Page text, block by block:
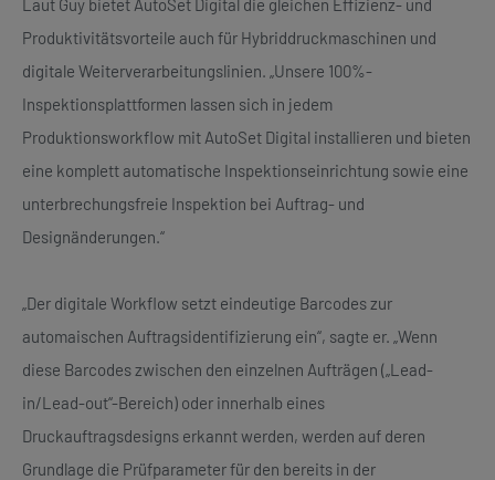
Produktivitätsvorteile auch für Hybriddruckmaschinen und
digitale Weiterverarbeitungslinien. „Unsere 100%-
Inspektionsplattformen lassen sich in jedem
Produktionsworkflow mit AutoSet Digital installieren und bieten
eine komplett automatische Inspektionseinrichtung sowie eine
unterbrechungsfreie Inspektion bei Auftrag- und
Designänderungen.“
„Der digitale Workflow setzt eindeutige Barcodes zur
automaischen Auftragsidentifizierung ein“, sagte er. „Wenn
diese Barcodes zwischen den einzelnen Aufträgen („Lead-
in/Lead-out“-Bereich) oder innerhalb eines
Druckauftragsdesigns erkannt werden, werden auf deren
Grundlage die Prüfparameter für den bereits in der